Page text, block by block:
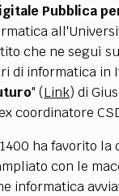
Pubblica
che ne seguì
di informatica
" (Link) di
coordinatore
ha favorito
con le
informatica